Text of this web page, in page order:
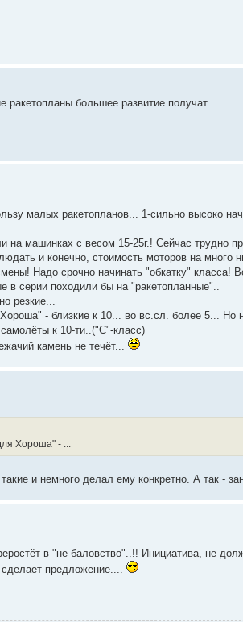
большее развитие получат.
малых ракетопланов... 1-сильно высоко
на машинках с весом 15-25г.! Сейчас трудно
и конечно, стоимость моторов на много
Надо срочно начинать "обкатку"
в серии походили бы на "ракетопланные"..
резкие...
- близкие к 10... во вс.сл. более 5... Но
к 10-ти..("С"-класс)
камень не течёт...
Хороша" - ...
и немного делал ему конкретно. А так -
в "не баловство"..!! Инициатива, не
предложение....